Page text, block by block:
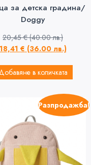
за детска градина/
Doggy
20,45€ (40.00 лв.)
18,41 € (36.00 лв.)
в количката
Разпродажба!